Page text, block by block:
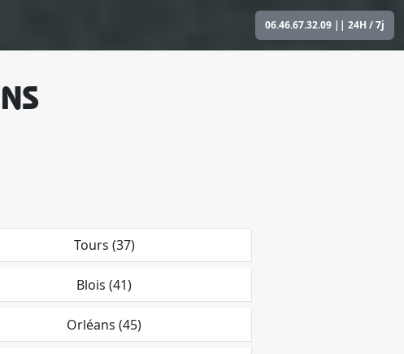
06.46.67.32.09 || 24H / 7j
Tours (37)
Blois (41)
Orléans (45)